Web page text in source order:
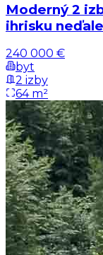
Moderný 2
ihrisku
240 000 €
byt
2 izby
64 m²